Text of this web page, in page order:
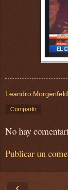
Leandro Morgenfeld
Compartir
No hay
Publicar un
‹